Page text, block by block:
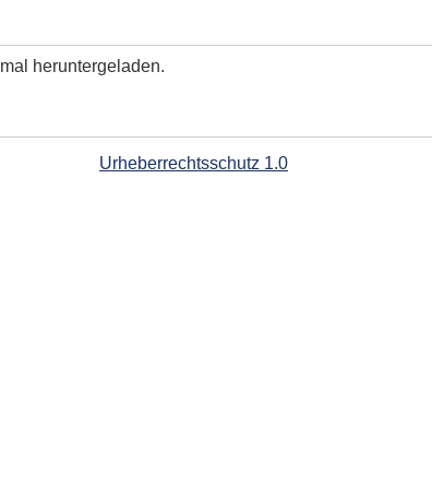
mal heruntergeladen.
Urheberrechtsschutz 1.0